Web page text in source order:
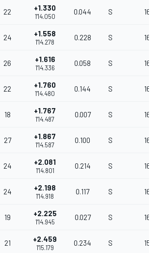
22 +1.330
1'14.050
0.044 S 162.230
24 +1.558
1'14.278
0.228 S 161.732
26 +1.616
1'14.336
0.058 S 161.606
22 +1.760
1'14.480
0.144 S 161.294
18 +1.767
1'14.487
0.007 S 161.279
27 +1.867
1'14.587
0.100 S 161.062
24 +2.081
1'14.801
0.214 S 160.602
24 +2.198
1'14.918
0.117 S 160.351
19 +2.225
1'14.945
0.027 S 160.293
21 +2.459
1'15.179
0.234 S 159.794